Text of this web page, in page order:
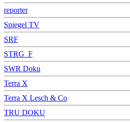
reporter
Spiegel TV
SRF
STRG_F
SWR Doku
Terra X
Terra X Lesch & Co
TRU DOKU